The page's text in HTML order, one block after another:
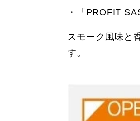
・「PROFIT
スモーク風味と
す。